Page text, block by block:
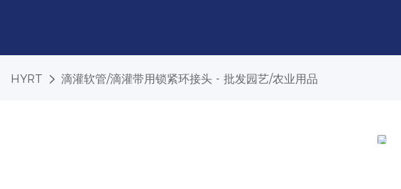
HYRT 滴灌软管/滴灌带用锁紧环接头 - 批发园艺/农业用品